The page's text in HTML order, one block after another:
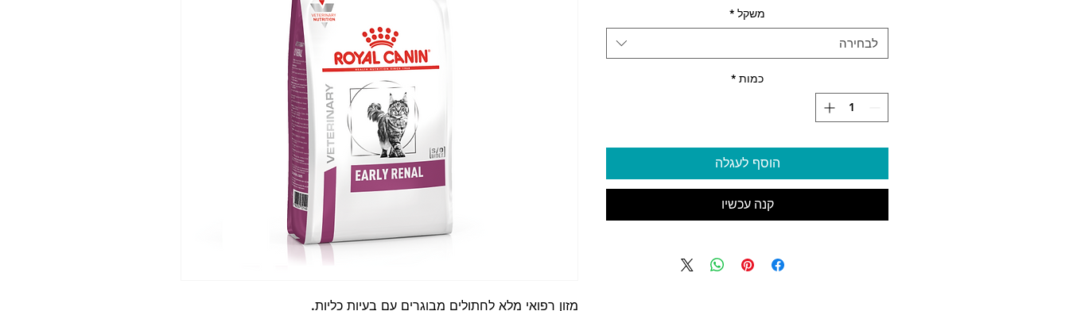
מזון רפואי מלא לחתולים מבוגרים עם בעיות כליות.
לכל
1
משקל *
לבחירה
כמות *
הוסף לעגלה
קנה עכשיו